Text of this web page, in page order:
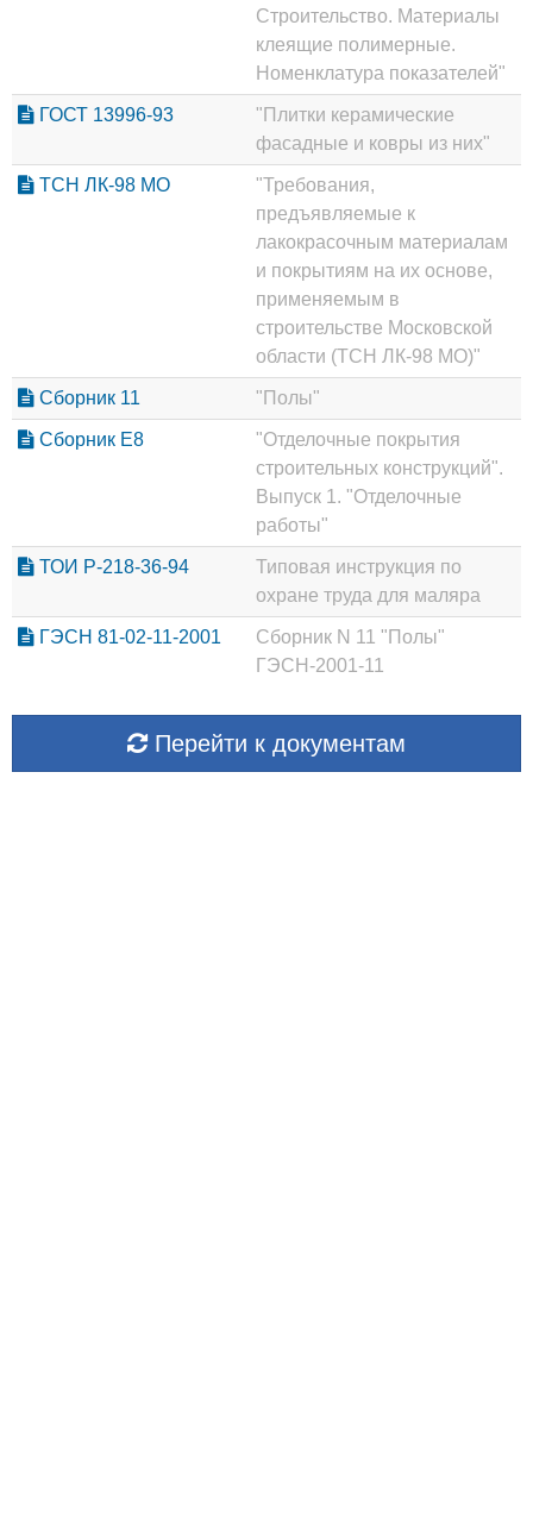
Строительство. Материалы
клеящие полимерные.
Номенклатура показателей"
ГОСТ 13996-93
"Плитки керамические
фасадные и ковры из них"
ТСН ЛК-98 МО
"Требования,
предъявляемые к
лакокрасочным материалам
и покрытиям на их основе,
применяемым в
строительстве Московской
области (ТСН ЛК-98 МО)"
Сборник 11 "Полы"
Сборник Е8
"Отделочные покрытия
строительных конструкций".
Выпуск 1. "Отделочные
работы"
ТОИ Р-218-36-94
Типовая инструкция по
охране труда для маляра
ГЭСН 81-02-11-2001
Сборник N 11 "Полы"
ГЭСН-2001-11
Перейти к документам